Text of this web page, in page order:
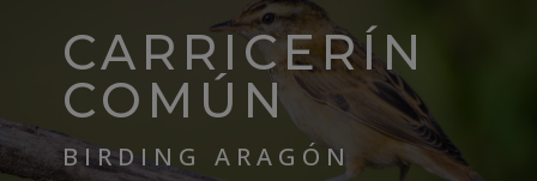
CARRICERÍN
COMÚN
BIRDING ARAGÓN